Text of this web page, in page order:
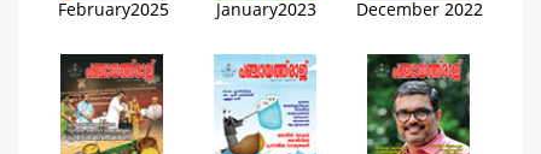
February2025 January2023 December 2022